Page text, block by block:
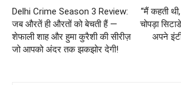
Delhi Crime Season 3 Review:
जब औरतें ही औरतों को बेचती हैं —
शेफाली शाह और हुमा कुरैशी की सीरीज़
जो आपको अंदर तक झकझोर देगी!
“मैं कहती
चोपड़ा
अपने